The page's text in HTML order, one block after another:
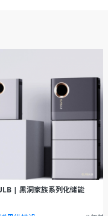
| 黑洞家族系列化储能